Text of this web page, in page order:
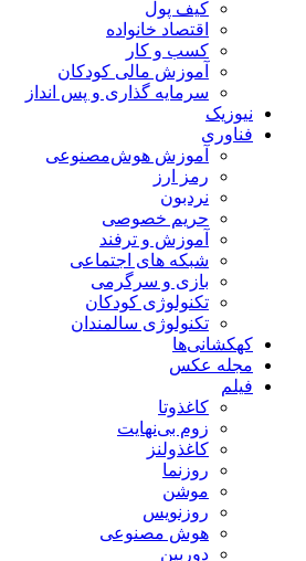
کیف پول
اقتصاد خانواده
کسب و کار
آموزش مالی کودکان
سرمایه گذاری و پس انداز
نیوزیک
فناوری
آموزش هوش‌مصنوعی
رمز ارز
نردبون
حریم خصوصی
آموزش و ترفند
شبکه های اجتماعی
بازی و سرگرمی
تکنولوژی کودکان
تکنولوژی سالمندان
کهکشانی‌ها
مجله عکس
فیلم
کاغذوتا
زوم بی‌نهایت
کاغذولنز
روزنما
موشن
روزنویس
هوش مصنوعی
دوربین